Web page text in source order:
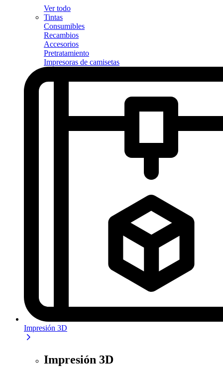
Ver todo
Tintas
Consumibles
Recambios
Accesorios
Pretratamiento
Impresoras de camisetas
Impresión 3D
Impresión 3D